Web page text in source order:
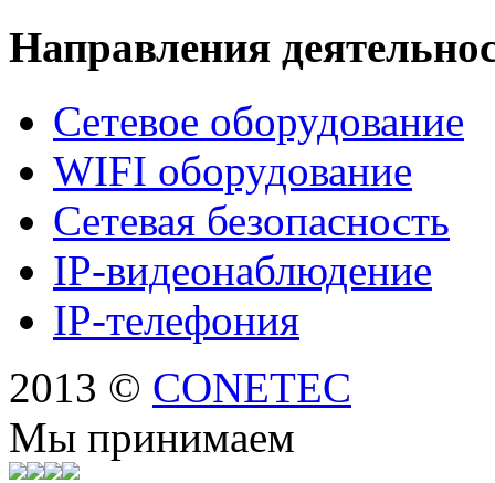
Направления
Сетевое оборудование
WIFI оборудование
Сетевая безопасность
IP-видеонаблюдение
IP-телефония
2013 © CONETEC
Мы принимаем